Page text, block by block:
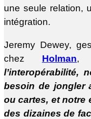
une seule relation,
intégration.
Jeremy Dewey,
chez Holman,
l’interopérabilité,
besoin de jongler
ou cartes, et notre
des dizaines de